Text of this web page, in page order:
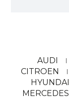
AUDI
CITROEN
HYUNDAI
MERCEDES